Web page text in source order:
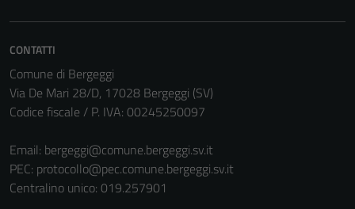
CONTATTI
Comune di Bergeggi
Via De Mari 28/D, 17028 Bergeggi (SV)
Codice fiscale / P. IVA: 00245250097
Email: bergeggi@comune.bergeggi.sv.it
PEC: protocollo@pec.comune.bergeggi.sv.it
Centralino unico: 019.257901